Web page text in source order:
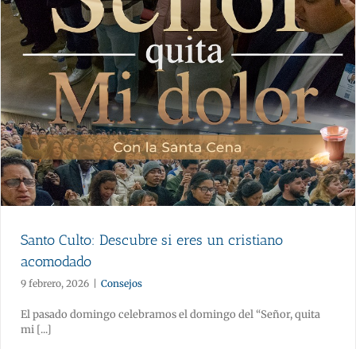
Santo Culto: Descubre si eres un cristiano
acomodado
9 febrero, 2026 Consejos
El pasado domingo celebramos el domingo del “Señor, quita
mi [...]